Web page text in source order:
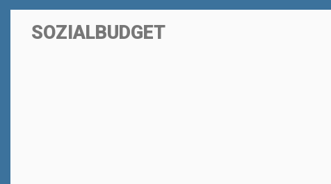
SOZIALBUDGET